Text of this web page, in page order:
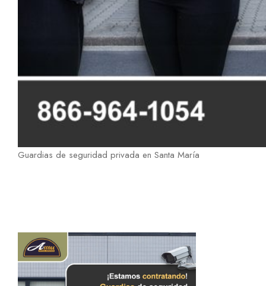
Guardias de seguridad privada en Santa María